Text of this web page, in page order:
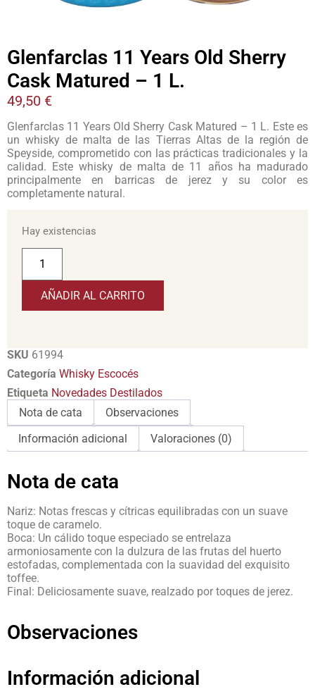
Glenfarclas 11 Years Old Sherry
Cask Matured – 1 L.
49,50 €
Glenfarclas 11 Years Old Sherry Cask Matured – 1 L. Este es
un whisky de malta de las Tierras Altas de la región de
Speyside, comprometido con las prácticas tradicionales y la
calidad. Este whisky de malta de 11 años ha madurado
principalmente en barricas de jerez y su color es
completamente natural.
Hay existencias
AÑADIR AL CARRITO
SKU 61994
Categoría Whisky Escocés
Etiqueta Novedades Destilados
Nota de cata
Observaciones
Información adicional
Valoraciones (0)
Nota de cata
Nariz: Notas frescas y cítricas equilibradas con un suave
toque de caramelo.
Boca: Un cálido toque especiado se entrelaza
armoniosamente con la dulzura de las frutas del huerto
estofadas, complementada con la suavidad del exquisito
toffee.
Final: Deliciosamente suave, realzado por toques de jerez.
Observaciones
Información adicional